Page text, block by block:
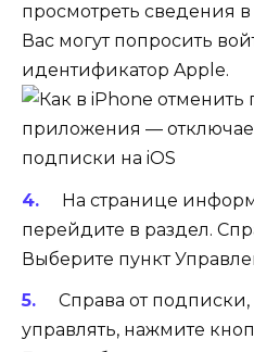
просмотреть сведения
Вас могут попросить
идентификатор Apple.
На странице
перейдите в раздел.
Выберите пункт
Справа от подписки,
управлять, нажмите